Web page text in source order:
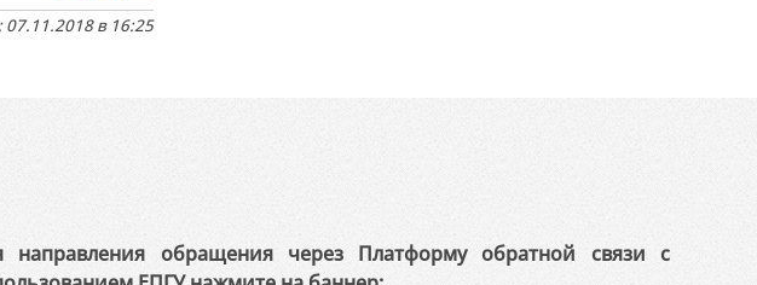
в 16:25
направления обращения через Платформу обратной связи с